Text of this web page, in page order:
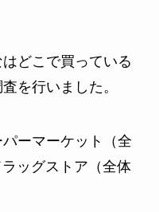
どこで買っている
を行いました。
ーマーケット（全
ッグストア（全体